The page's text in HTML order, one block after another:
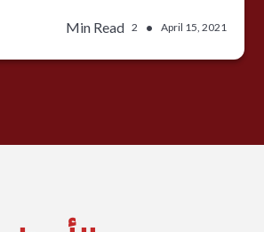
April 15, 2021
•
2
Min Read